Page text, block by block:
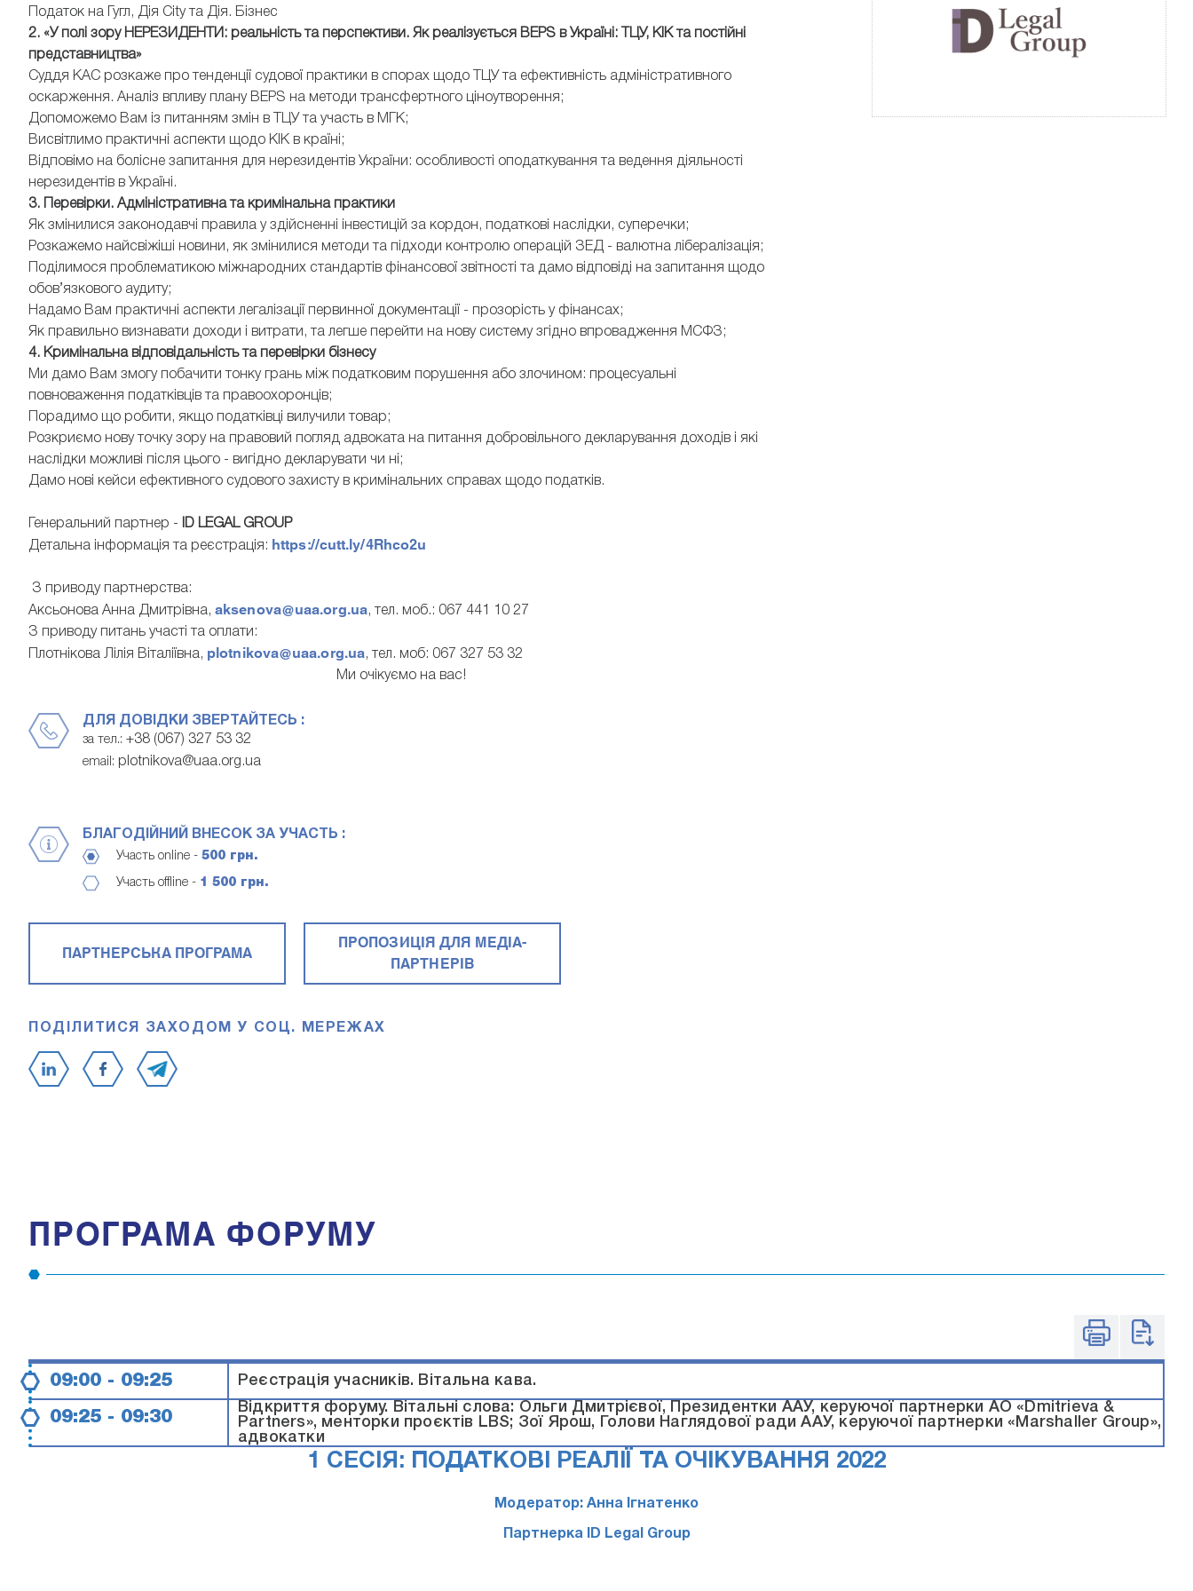
Податок на Гугл, Дія City та Дія. Бізнес
2. «У полі зору НЕРЕЗИДЕНТИ: реальність та перспективи. Як реалізується BEPS в Україні: ТЦУ, КІК та постійні
представництва»
Суддя КАС розкаже про тенденції судової практики в спорах щодо ТЦУ та ефективність адміністративного
оскарження. Аналіз впливу плану BEPS на методи трансфертного ціноутворення;
Допоможемо Вам із питанням змін в ТЦУ та участь в МГК;
Висвітлимо практичні аспекти щодо КІК в країні;
Відповімо на болісне запитання для нерезидентів України: особливості оподаткування та ведення діяльності
нерезидентів в Україні.
3. Перевірки. Адміністративна та кримінальна практики
Як змінилися законодавчі правила у здійсненні інвестицій за кордон, податкові наслідки, суперечки;
Розкажемо найсвіжіші новини, як змінилися методи та підходи контролю операцій ЗЕД - валютна лібералізація;
Поділимося проблематикою міжнародних стандартів фінансової звітності та дамо відповіді на запитання щодо
обов’язкового аудиту;
Надамо Вам практичні аспекти легалізації первинної документації - прозорість у фінансах;
Як правильно визнавати доходи і витрати, та легше перейти на нову систему згідно впровадження МСФЗ;
4. Кримінальна відповідальність та перевірки бізнесу
Ми дамо Вам змогу побачити тонку грань між податковим порушення або злочином: процесуальні
повноваження податківців та правоохоронців;
Порадимо що робити, якщо податківці вилучили товар;
Розкриємо нову точку зору на правовий погляд адвоката на питання добровільного декларування доходів і які
наслідки можливі після цього - вигідно декларувати чи ні;
Дамо нові кейси ефективного судового захисту в кримінальних справах щодо податків.
Генеральний партнер -
ID LEGAL GROUP
Детальна інформація та реєстрація: https://cutt.ly/4Rhco2u
З приводу партнерства:
Аксьонова Анна Дмитрівна, aksenova@uaa.org.ua, тел. моб.: 067 441 10 27
З приводу питань участі та оплати:
Плотнікова Лілія Віталіївна, plotnikova@uaa.org.ua, тел. моб: 067 327 53 32
Ми очікуємо на вас!
ДЛЯ ДОВІДКИ ЗВЕРТАЙТЕСЬ :
за тел.: +38 (067) 327 53 32
email: plotnikova@uaa.org.ua
БЛАГОДІЙНИЙ ВНЕСОК ЗА УЧАСТЬ :
Участь online - 500 грн.
Участь offline - 1 500 грн.
ПАРТНЕРСЬКА ПРОГРАМА
ПРОПОЗИЦІЯ ДЛЯ МЕДІА-
ПАРТНЕРІВ
ПОДІЛИТИСЯ ЗАХОДОМ У СОЦ. МЕРЕЖАХ
ПРОГРАМА ФОРУМУ
09:00 - 09:25 Реєстрація учасників. Вітальна кава.
09:25 - 09:30
Відкриття форуму. Вітальні слова: Ольги Дмитрієвої, Президентки ААУ, керуючої партнерки АО «Dmitrieva &
Partners», менторки проєктів LBS; Зої Ярош, Голови Наглядової ради ААУ, керуючої партнерки «Marshaller Group»,
адвокатки
1 СЕСІЯ: ПОДАТКОВІ РЕАЛІЇ ТА ОЧІКУВАННЯ 2022
Модератор: Анна Ігнатенко
Партнерка ID Legal Group